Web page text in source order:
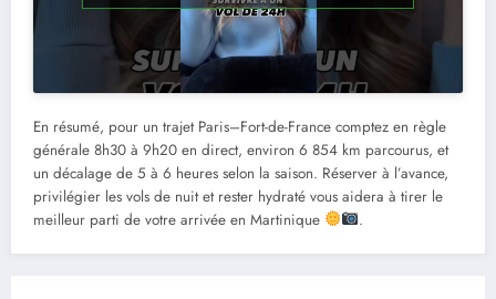
En résumé, pour un trajet Paris–Fort-de-France comptez en règle
générale 8h30 à 9h20 en direct, environ 6 854 km parcourus, et
un décalage de 5 à 6 heures selon la saison. Réserver à l’avance,
privilégier les vols de nuit et rester hydraté vous aidera à tirer le
meilleur parti de votre arrivée en Martinique
.